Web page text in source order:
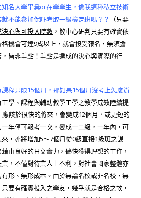
名大學畢業or在學學生，像我這種私立技術
不能參加保証考取一級檢定班嗎？？
（只要
決心與可投入時數 ，敝中心研判只要有確實依
機會可達9成以上，就會接受報名，無須擔
皆非重點！重點是達成的決心與實際的行
程只限15個月，那如果15個月沒考上怎麼辦
工學、課程與輔助教學工學之教學成效陸續提
該於很快的將來，會變成12個月，或更短的
年僅可報考一次，變成一二級，一年內，可
，亦將增加5～7個月從0級直接1級班之課
由良好的日文實力，儘快獲得理想的工作，
，不僅對待業人士不利，對社會國家整體亦
形、無形成本。由於無論名校或非名校，無
要有確實投入之學友，幾乎就是合格之故，